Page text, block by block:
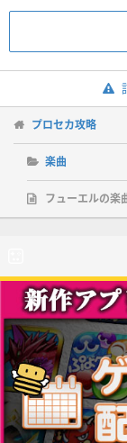
プロセカ攻略
楽曲
フューエルの楽